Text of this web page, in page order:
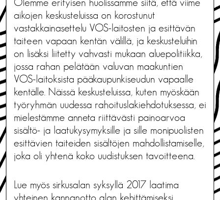
Olemme erityisen huolissamme siitä, että viime
aikojen keskusteluissa on korostunut
vastakkainasettelu VOS-laitosten ja esittävän
taiteen vapaan kentän välillä, ja keskusteluihin
on lisäksi liitetty vahvasti mukaan aluepolitiikka,
jossa rahan pelätään valuvan maakuntien
VOS-laitoksista pääkaupunkiseudun vapaalle
kentälle. Näissä keskusteluissa, kuten myöskään
työryhmän uudessa rahoituslakiehdotuksessa, ei
mielestämme anneta riittävästi painoarvoa
sisältö- ja laatukysymyksille ja sille monipuolisten
esittävien taiteiden sisältöjen mahdollistamiselle,
joka oli yhtenä koko uudistuksen tavoitteena.
Lue myös sirkusalan syksyllä 2017 laatima
yhteinen kannanotto alan kehittämiseksi